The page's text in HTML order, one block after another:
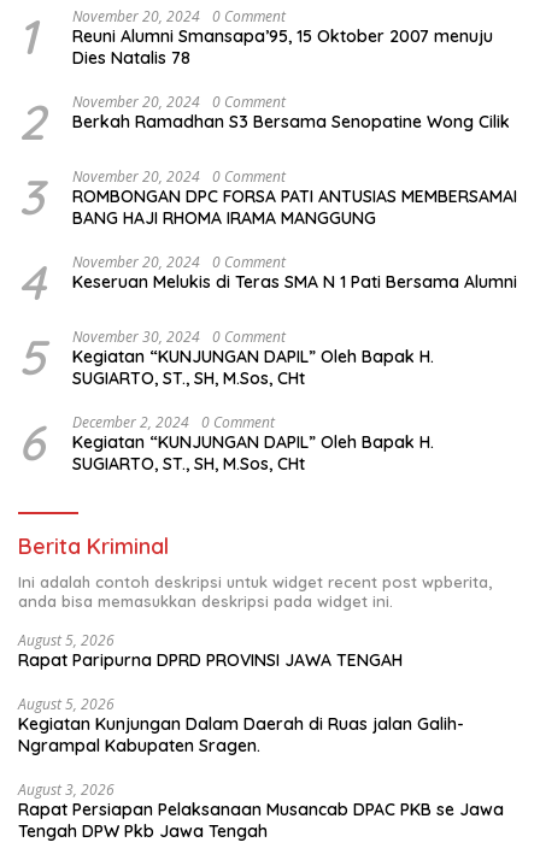
1 November 20, 2024 0 Comment
Reuni Alumni Smansapa’95, 15 Oktober 2007 menuju
Dies Natalis 78
2 November 20, 2024 0 Comment
Berkah Ramadhan S3 Bersama Senopatine Wong Cilik
3 November 20, 2024 0 Comment
ROMBONGAN DPC FORSA PATI ANTUSIAS MEMBERSAMAI
BANG HAJI RHOMA IRAMA MANGGUNG
4 November 20, 2024 0 Comment
Keseruan Melukis di Teras SMA N 1 Pati Bersama Alumni
5 November 30, 2024 0 Comment
Kegiatan “KUNJUNGAN DAPIL” Oleh Bapak H.
SUGIARTO, ST., SH, M.Sos, CHt
6 December 2, 2024 0 Comment
Kegiatan “KUNJUNGAN DAPIL” Oleh Bapak H.
SUGIARTO, ST., SH, M.Sos, CHt
Berita Kriminal
Ini adalah contoh deskripsi untuk widget recent post wpberita,
anda bisa memasukkan deskripsi pada widget ini.
August 5, 2026
Rapat Paripurna DPRD PROVINSI JAWA TENGAH
August 5, 2026
Kegiatan Kunjungan Dalam Daerah di Ruas jalan Galih-
Ngrampal Kabupaten Sragen.
August 3, 2026
Rapat Persiapan Pelaksanaan Musancab DPAC PKB se Jawa
Tengah DPW Pkb Jawa Tengah